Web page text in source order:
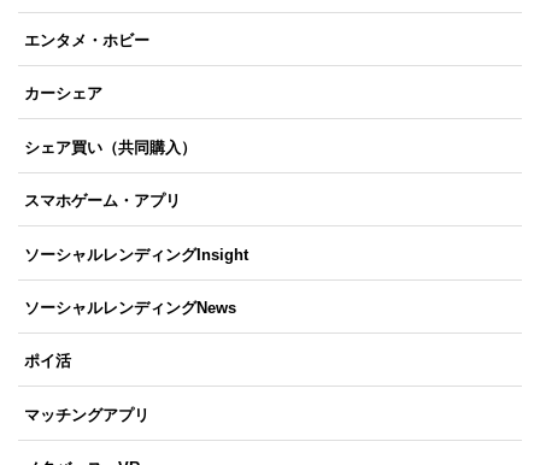
エンタメ・ホビー
カーシェア
シェア買い（共同購入）
スマホゲーム・アプリ
ソーシャルレンディングInsight
ソーシャルレンディングNews
ポイ活
マッチングアプリ